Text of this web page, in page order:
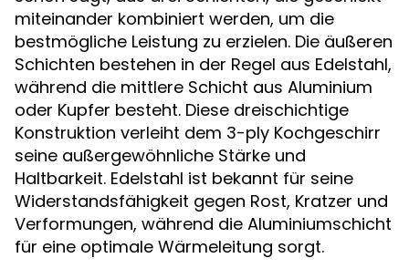
miteinander kombiniert werden, um die
bestmögliche Leistung zu erzielen. Die äußeren
Schichten bestehen in der Regel aus Edelstahl,
während die mittlere Schicht aus Aluminium
oder Kupfer besteht. Diese dreischichtige
Konstruktion verleiht dem 3-ply Kochgeschirr
seine außergewöhnliche Stärke und
Haltbarkeit. Edelstahl ist bekannt für seine
Widerstandsfähigkeit gegen Rost, Kratzer und
Verformungen, während die Aluminiumschicht
für eine optimale Wärmeleitung sorgt.